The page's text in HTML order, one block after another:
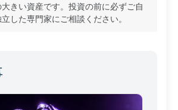
きい資産です。投資の前に必ずご自
した専門家にご相談ください。